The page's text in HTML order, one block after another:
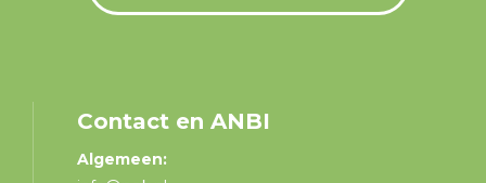
Contact en ANBI
Algemeen: